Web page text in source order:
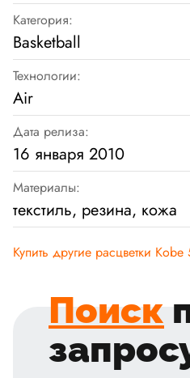
Категория:
Basketball
Технологии:
Air
Дата релиза:
16 января 2010
Материалы:
текстиль, резина, кожа
Купить другие расцветки Kobe
Поиск